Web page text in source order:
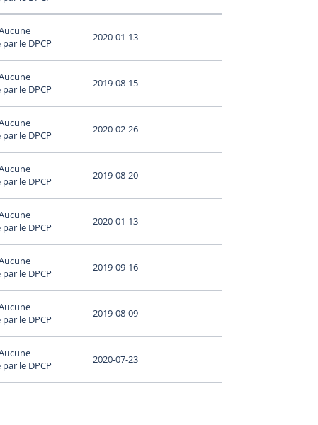
le DPCP
2020-01-13
le DPCP
2019-08-15
le DPCP
2020-02-26
le DPCP
2019-08-20
le DPCP
2020-01-13
le DPCP
2019-09-16
le DPCP
2019-08-09
le DPCP
2020-07-23